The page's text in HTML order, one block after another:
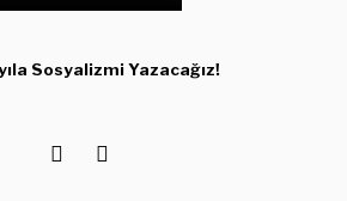
Sosyalizmi Yazacağız!